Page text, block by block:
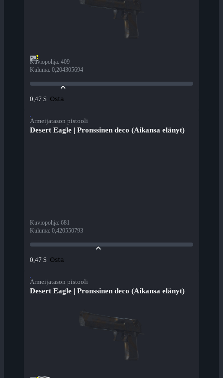
Kuviopohja: 409
Kuluma: 0,204305694
0,47 $ Osta
Armeijatason pistooli
Desert Eagle | Pronssinen deco (Aikansa elänyt)
Kuviopohja: 681
Kuluma: 0,420550793
0,47 $ Osta
Armeijatason pistooli
Desert Eagle | Pronssinen deco (Aikansa elänyt)